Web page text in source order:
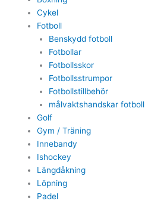
Cykel
Fotboll
Benskydd fotboll
Fotbollar
Fotbollsskor
Fotbollsstrumpor
Fotbollstillbehör
målvaktshandskar fotboll
Golf
Gym / Träning
Innebandy
Ishockey
Längdåkning
Löpning
Padel